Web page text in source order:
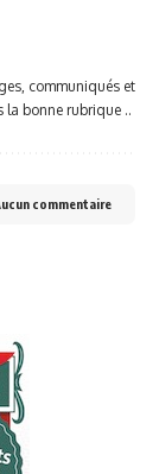
communiqués et
la bonne rubrique ..
commentaire